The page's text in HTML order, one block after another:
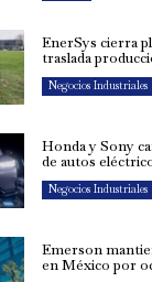
EnerSys cierra
traslada
Negocios Industriales
Honda y Sony
de autos
Negocios Industriales
Emerson
en México por